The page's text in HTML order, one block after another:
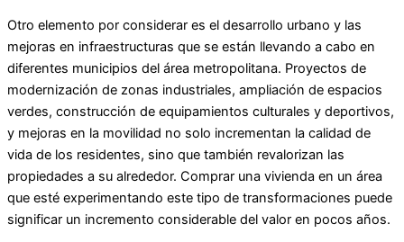
Otro elemento por considerar es el desarrollo urbano y las
mejoras en infraestructuras que se están llevando a cabo en
diferentes municipios del área metropolitana. Proyectos de
modernización de zonas industriales, ampliación de espacios
verdes, construcción de equipamientos culturales y deportivos,
y mejoras en la movilidad no solo incrementan la calidad de
vida de los residentes, sino que también revalorizan las
propiedades a su alrededor. Comprar una vivienda en un área
que esté experimentando este tipo de transformaciones puede
significar un incremento considerable del valor en pocos años.